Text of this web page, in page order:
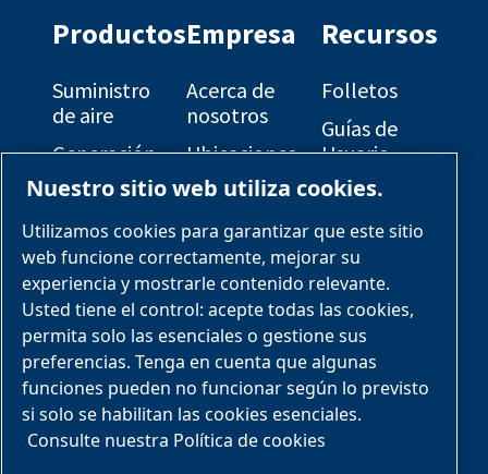
Productos
Suministro
de aire
Generación
de gas
del proceso
Paquetes
de patín
diseñados
Servicios y
piezas
Paquetes
Empresa
Acerca de
nosotros
Ubicaciones
Oportunidades
Soluciones
OEM
Industrias y
aplicaciones
Recursos
Folletos
Guías de
Usuario
Diagramas
Planos de
disposición
general
Nuestro sitio web utiliza cookies.
Utilizamos cookies para garantizar que este sitio
web funcione correctamente, mejorar su
experiencia y mostrarle contenido relevante.
Usted tiene el control: acepte todas las cookies,
permita solo las esenciales o gestione sus
preferencias. Tenga en cuenta que algunas
funciones pueden no funcionar según lo previsto
si solo se habilitan las cookies esenciales.
Consulte nuestra Política de cookies